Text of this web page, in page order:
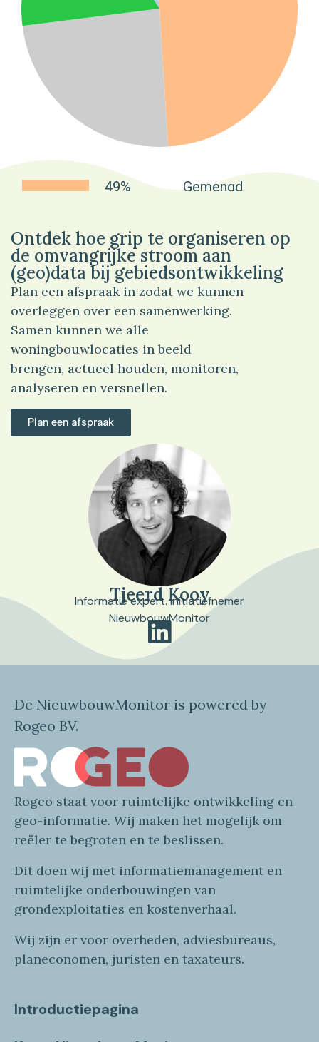
49% Gemengd
Ontdek hoe grip te organiseren op
de omvangrijke stroom aan
(geo)data bij gebiedsontwikkeling
Plan een afspraak in zodat we kunnen
overleggen over een samenwerking.
Samen kunnen we alle
woningbouwlocaties in beeld
brengen, actueel houden, monitoren,
analyseren en versnellen.
Plan een afspraak
Tjeerd Kooy
Informatie expert. Initiatiefnemer
NieuwbouwMonitor
De NieuwbouwMonitor is powered by
Rogeo BV.
Rogeo staat voor ruimtelijke ontwikkeling en
geo-informatie. Wij maken het mogelijk om
reëler te begroten en te beslissen.
Dit doen wij met informatiemanagement en
ruimtelijke onderbouwingen van
grondexploitaties en kostenverhaal.
Wij zijn er voor overheden, adviesbureaus,
planeconomen, juristen en taxateurs.
Introductiepagina